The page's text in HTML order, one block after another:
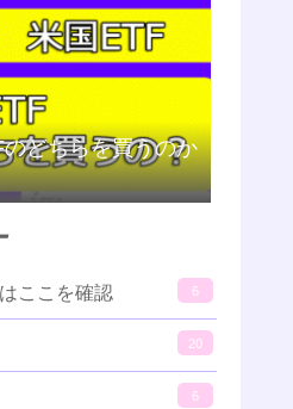
どちらを買うのか
ここを確認 6
20
6